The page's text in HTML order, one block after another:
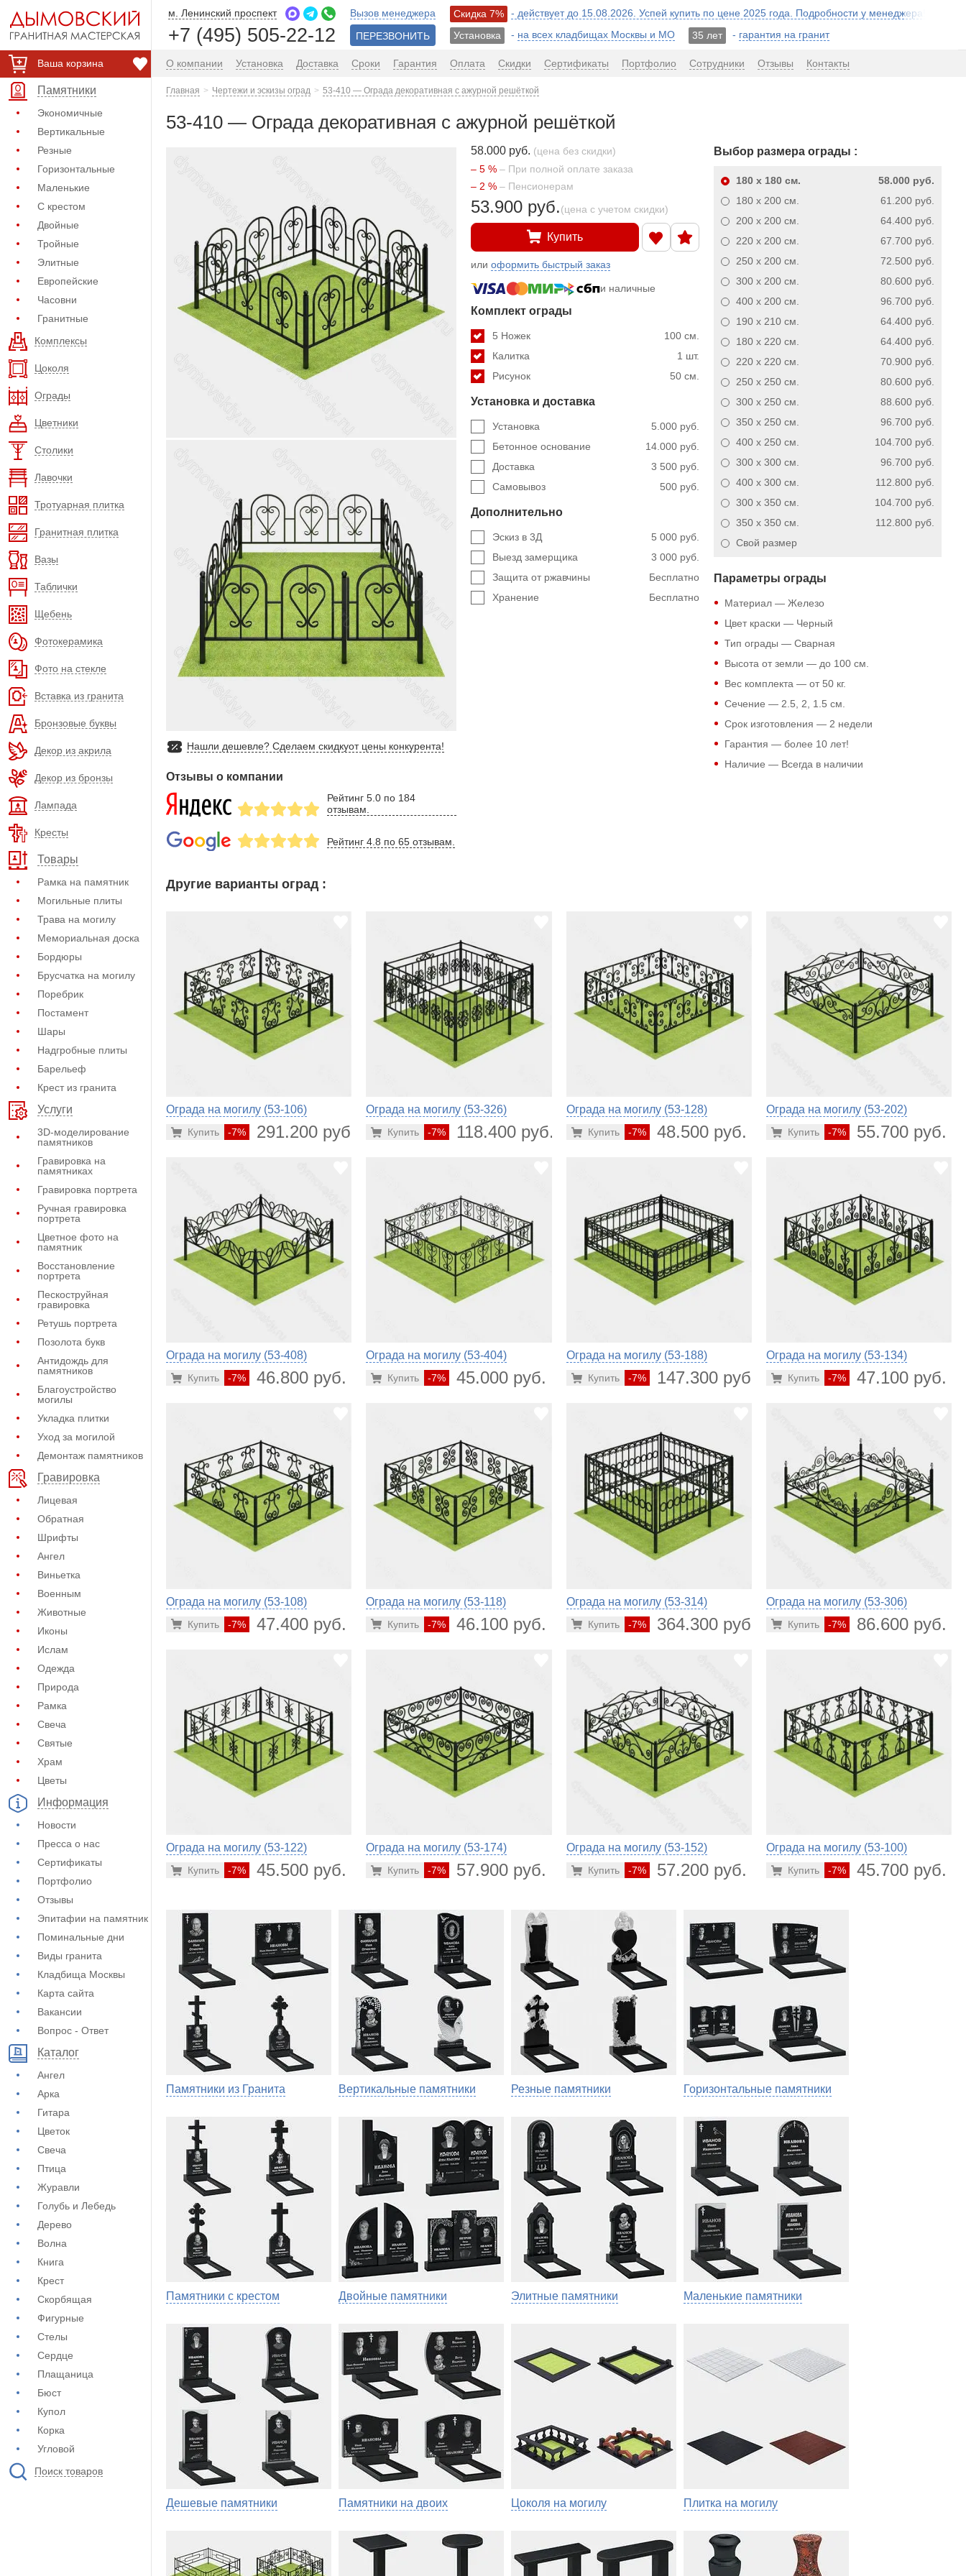
Ваша корзина
Памятники
Экономичные
Вертикальные
Резные
Горизонтальные
Маленькие
С крестом
Двойные
Тройные
Элитные
Европейские
Часовни
Гранитные
Комплексы
Цоколя
Ограды
Цветники
Столики
Лавочки
Тротуарная плитка
Гранитная плитка
Вазы
Таблички
Щебень
Фотокерамика
Фото на стекле
Вставка из гранита
Бронзовые буквы
Декор из акрила
Декор из бронзы
Лампада
Кресты
Товары
Рамка на памятник
Могильные плиты
Трава на могилу
Мемориальная доска
Бордюры
Брусчатка на могилу
Поребрик
Постамент
Шары
Надгробные плиты
Барельеф
Крест из гранита
Услуги
3D-моделирование
памятников
Гравировка на
памятниках
Гравировка портрета
Ручная гравировка
портрета
Цветное фото на
памятник
Восстановление
портрета
Пескоструйная
гравировка
Ретушь портрета
Позолота букв
Антидождь для
памятников
Благоустройство
могилы
Укладка плитки
Уход за могилой
Демонтаж памятников
Гравировка
Лицевая
Обратная
Шрифты
Ангел
Виньетка
Военным
Животные
Иконы
Ислам
Одежда
Природа
Рамка
Свеча
Святые
Храм
Цветы
Информация
Новости
Пресса о нас
Сертификаты
Портфолио
Отзывы
Эпитафии на памятник
Поминальные дни
Виды гранита
Кладбища Москвы
Карта сайта
Вакансии
Вопрос - Ответ
Каталог
Ангел
Арка
Гитара
Цветок
Свеча
Птица
Журавли
Голубь и Лебедь
Дерево
Волна
Книга
Крест
Скорбящая
Фигурные
Стелы
Сердце
Плащаница
Бюст
Купол
Корка
Угловой
Поиск товаров
м. Ленинский проспект
+7 (495) 505-22-12
Вызов менеджера
ПЕРЕЗВОНИТЬ
Скидка 7%
- действует до 15.08.2026. Успей купить по цене 2025 года. Подробности у менеджера!
Установка
- на всех кладбищах Москвы и МО 35 лет - гарантия на гранит
О компании Установка Доставка Сроки Гарантия Оплата Скидки Сертификаты Портфолио Сотрудники Отзывы Контакты
Главная Чертежи и эскизы оград 53-410 — Ограда декоративная с ажурной решёткой
53-410 — Ограда декоративная с ажурной решёткой
Нашли дешевле? Сделаем скидкуот цены конкурента!
Отзывы о компании
Рейтинг 5.0 по 184
отзывам.
Рейтинг 4.8 по 65 отзывам.
58.000 руб. (цена без скидки)
– 5 % – При полной оплате заказа
– 2 % – Пенсионерам
53.900 руб.(цена с учетом скидки)
Купить
илиоформить быстрый заказ
и наличные
Комплект ограды
100 см.
5 Ножек
1 шт.
Калитка
50 см.
Рисунок
Установка и доставка
5.000 руб.
Установка
14.000 руб.
Бетонное основание
3 500 руб.
Доставка
500 руб.
Самовывоз
Дополнительно
5 000 руб.
Эскиз в 3Д
3 000 руб.
Выезд замерщика
Бесплатно
Защита от ржавчины
Бесплатно
Хранение
Выбор размера ограды :
58.000 руб.
180 x 180см.
61.200 руб.
180 x 200см.
64.400 руб.
200 x 200см.
67.700 руб.
220 x 200см.
72.500 руб.
250 x 200см.
80.600 руб.
300 x 200см.
96.700 руб.
400 x 200см.
64.400 руб.
190 x 210см.
64.400 руб.
180 x 220см.
70.900 руб.
220 x 220см.
80.600 руб.
250 x 250см.
88.600 руб.
300 x 250см.
96.700 руб.
350 x 250см.
104.700 руб.
400 x 250см.
96.700 руб.
300 x 300см.
112.800 руб.
400 x 300см.
104.700 руб.
300 x 350см.
112.800 руб.
350 x 350см.
Свой размер
Параметры ограды
Материал — Железо
Цвет краски — Черный
Тип ограды — Сварная
Высота от земли — до 100 см.
Вес комплекта — от 50 кг.
Сечение — 2.5, 2, 1.5 см.
Срок изготовления — 2 недели
Гарантия — более 10 лет!
Наличие — Всегда в наличии
Другие варианты оград :
Ограда на могилу (53-106)
-7% 291.200 руб.
Купить
Ограда на могилу (53-326)
-7% 118.400 руб.
Купить
Ограда на могилу (53-128)
-7% 48.500 руб.
Купить
Ограда на могилу (53-202)
-7% 55.700 руб.
Купить
Ограда на могилу (53-408)
-7% 46.800 руб.
Купить
Ограда на могилу (53-404)
-7% 45.000 руб.
Купить
Ограда на могилу (53-188)
-7% 147.300 руб.
Купить
Ограда на могилу (53-134)
-7% 47.100 руб.
Купить
Ограда на могилу (53-108)
-7% 47.400 руб.
Купить
Ограда на могилу (53-118)
-7% 46.100 руб.
Купить
Ограда на могилу (53-314)
-7% 364.300 руб.
Купить
Ограда на могилу (53-306)
-7% 86.600 руб.
Купить
Ограда на могилу (53-122)
-7% 45.500 руб.
Купить
Ограда на могилу (53-174)
-7% 57.900 руб.
Купить
Ограда на могилу (53-152)
-7% 57.200 руб.
Купить
Ограда на могилу (53-100)
-7% 45.700 руб.
Купить
Памятники из Гранита Вертикальные памятники Резные памятники Горизонтальные памятники
Памятники с крестом Двойные памятники Элитные памятники Маленькие памятники
Дешевые памятники Памятники на двоих Цоколя на могилу Плитка на могилу